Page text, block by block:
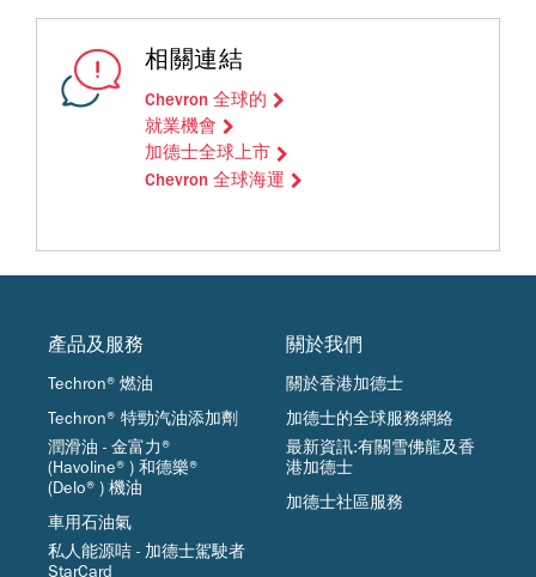
相關連結
Chevron 全球的
就業機會
加德士全球上市
Chevron 全球海運
產品及服務
Techron®燃油
Techron® 特勁汽油添加劑
潤滑油 - 金富力®
(Havoline®) 和德樂®
(Delo®) 機油
車用石油氣
私人能源咭 - 加德士駕駛者
StarCard
關於我們
關於香港加德士
加德士的全球服務網絡
最新資訊:有關雪佛龍及香
港加德士
加德士社區服務